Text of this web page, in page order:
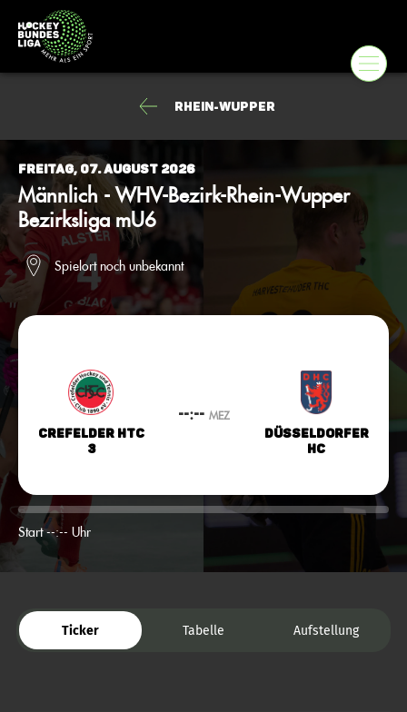
Rhein-Wupper
Freitag, 07. August 2026
Männlich - WHV-Bezirk-Rhein-Wupper
Bezirksliga mU6
Spielort noch unbekannt
Crefelder HTC
3
--:-- MEZ
Düsseldorfer
HC
Start --:-- Uhr
Ticker Tabelle Aufstellung